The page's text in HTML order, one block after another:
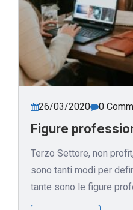
26/03/2020 0
Figure
Terzo Settore, non
sono tanti modi per
tante sono le figure